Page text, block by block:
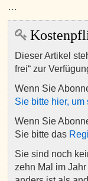
…
Dieser Artikel
frei“ zur
Wenn Sie
Sie bitte hier,
Wenn Sie
Sie bitte das
Sie sind noch
zehn Mal im